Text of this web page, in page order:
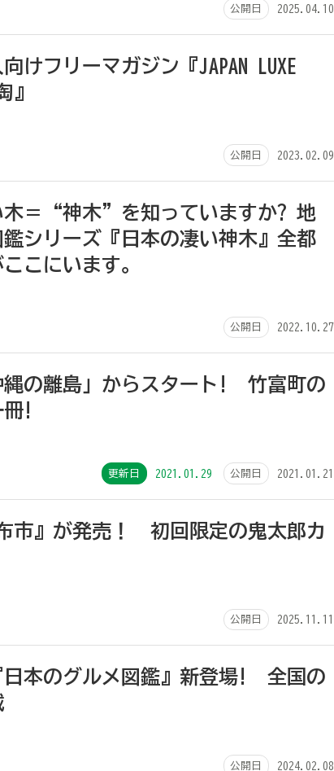
公開日 2025.04.10
けフリーマガジン『JAPAN LUXE
』
公開日 2023.02.09
木＝“神木”を知っていますか? 地
シリーズ『日本の凄い神木』全都
こにいます。
公開日 2022.10.27
縄の離島」からスタート! 竹富町の
冊!
更新日 2021.01.29 公開日 2021.01.21
市』が発売！ 初回限定の鬼太郎カ
公開日 2025.11.11
日本のグルメ図鑑』新登場! 全国の
公開日 2024.02.08